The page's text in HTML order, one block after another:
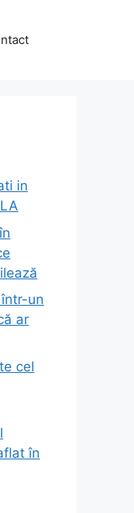
in
un
ar
cel
în